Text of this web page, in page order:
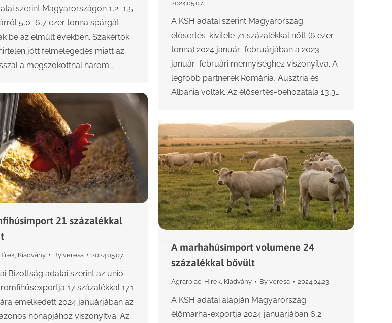
szerint Magyarországon 1,2–1,5
5,0–6,7 ezer tonna spárgát
be az elmúlt években. Szakértők
jött felmelegedés miatt az
a megszokottnál három…
2024.05.07.
A KSH adatai szerint Magyarország
élősertés-kivitele 71 százalékkal nőtt (6 ezer
tonna) 2024 január–februárjában a 2023.
január–februári mennyiséghez viszonyítva. A
legfőbb partnerek Románia, Ausztria és
Albánia voltak. Az élősertés-behozatala 13,3…
21 százalékkal
Kiadvány By veresa 2024.05.07.
Bizottság adatai szerint az unió
17 százalékkal 171
emelkedett 2024 januárjában az
hónapjához viszonyítva. Az
A marhahúsimport volumene 24
százalékkal bővült
Agrárpiac, Hírek, Kiadvány By veresa 2024.04.23.
A KSH adatai alapján Magyarország
élőmarha-exportja 2024 januárjában 6,2